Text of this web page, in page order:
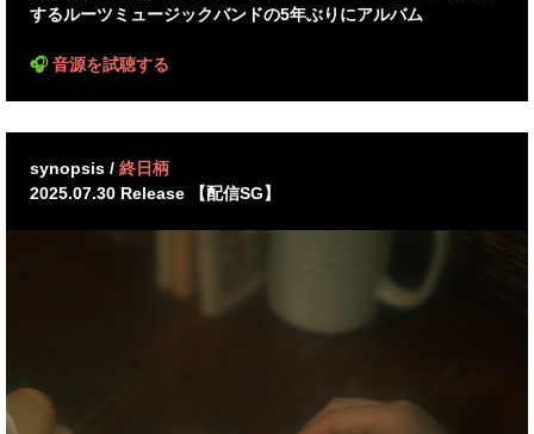
するルーツミュージックバンドの5年ぶりにアルバム
🎧音源を試聴する
synopsis / 終日柄
2025.07.30 Release 【配信SG】